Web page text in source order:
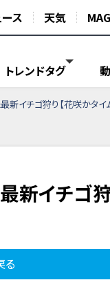
ス 天気
トレンドタグ
新イチゴ狩り【花咲かタイ
新イチゴ
る